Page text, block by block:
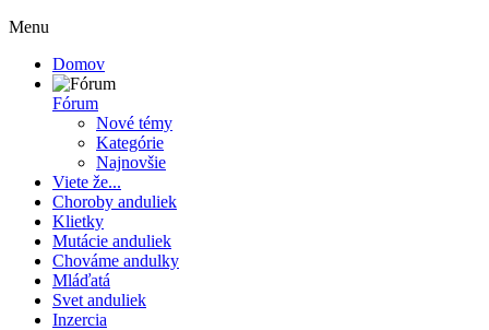
Menu
Domov
Fórum
Nové témy
Kategórie
Najnovšie
Viete že...
Choroby anduliek
Klietky
Mutácie anduliek
Chováme andulky
Mláďatá
Svet anduliek
Inzercia